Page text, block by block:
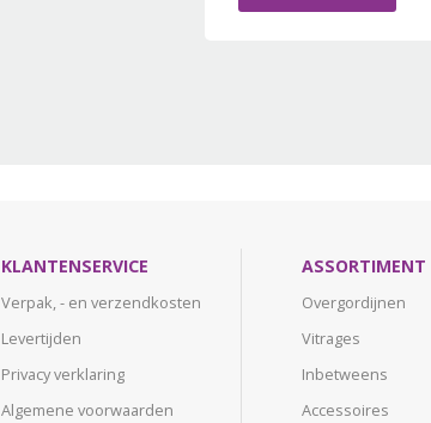
KLANTENSERVICE
Verpak, - en verzendkosten
Levertijden
Privacy verklaring
Algemene voorwaarden
ASSORTIMENT
Overgordijnen
Vitrages
Inbetweens
Accessoires